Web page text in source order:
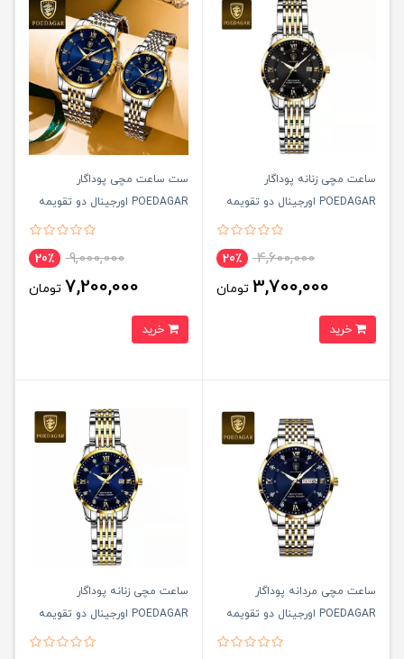
ساعت مچی زنانه پوداگار
POEDAGAR اورجينال دو تقويمه
صفحه مشکی مدل B2 نسخه
4,600,000 20٪
3,700,000 تومان
ست ساعت مچی پوداگار
POEDAGAR اورجينال دو تقويمه
صفحه سرمه ای مدل B2 نسخه
9,000,000 20٪
7,200,000 تومان
ساعت مچی مردانه پوداگار
POEDAGAR اورجينال دو تقويمه
صفحه سرمه ای مدل B2 نسخه
ساعت مچی زنانه پوداگار
POEDAGAR اورجينال دو تقويمه
صفحه سرمه ای مدل B2 نسخه